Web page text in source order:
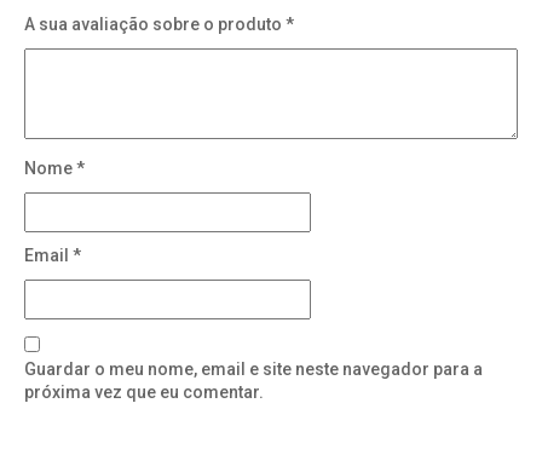
A sua avaliação sobre o produto *
Nome*
Email *
Guardar o meu nome, email e site neste navegador para a
próxima vez que eu comentar.